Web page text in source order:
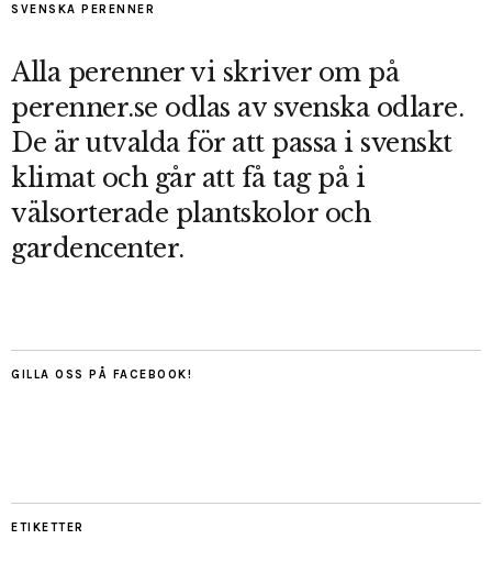
SVENSKA PERENNER
Alla perenner vi skriver om på
perenner.se odlas av svenska odlare.
De är utvalda för att passa i svenskt
klimat och går att få tag på i
välsorterade plantskolor och
gardencenter.
GILLA OSS PÅ FACEBOOK!
ETIKETTER